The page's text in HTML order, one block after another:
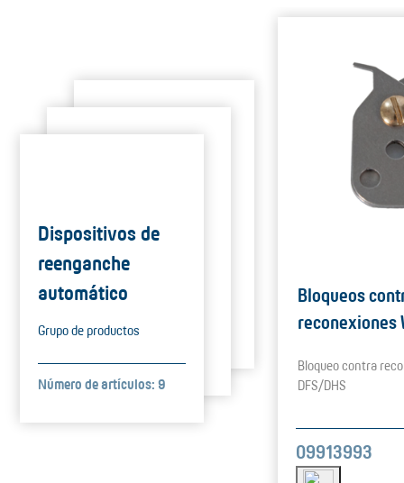
Dispositivos de
reenganche
automático
Grupo de productos
Número de artículos: 9
Bloqueos
reconexiones
Bloqueo contra
DFS/DHS
09913993